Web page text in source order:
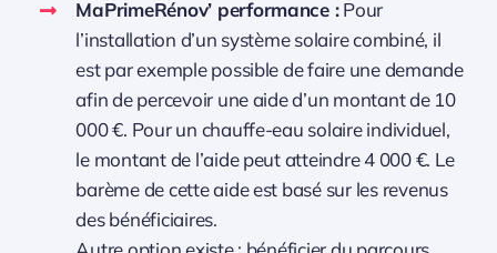
MaPrimeRénov’ performance :Pour
l’installation d’un système solaire combiné, il
est par exemple possible de faire une demande
afin de percevoir une aide d’un montant de 10
000 €. Pour un chauffe-eau solaire individuel,
le montant de l’aide peut atteindre 4 000 €. Le
barème de cette aide est basé sur les revenus
des bénéficiaires.